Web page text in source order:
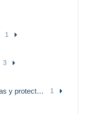
1
3
Gran Bretaña (antiguas colonias y protectorados) 1